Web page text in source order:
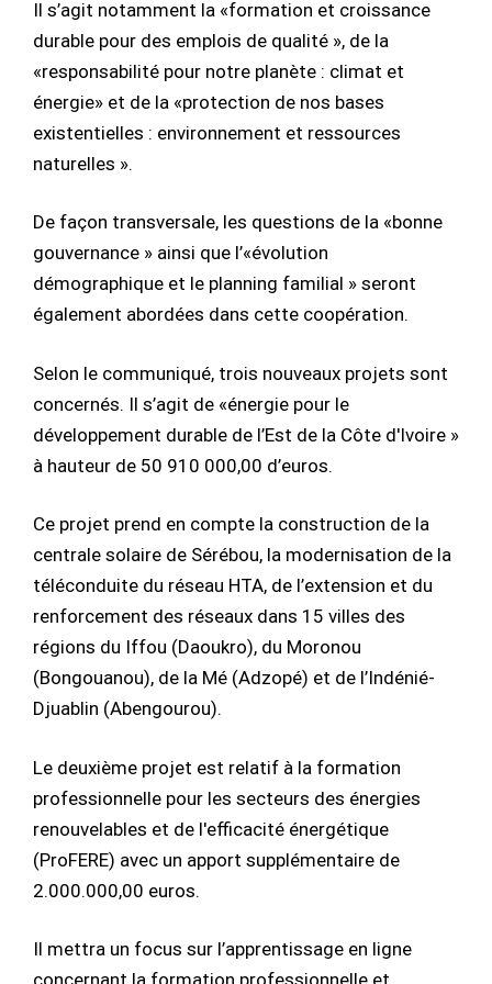
Il s’agit notamment la «formation et croissance
durable pour des emplois de qualité », de la
«responsabilité pour notre planète : climat et
énergie» et de la «protection de nos bases
existentielles : environnement et ressources
naturelles ».
De façon transversale, les questions de la «bonne
gouvernance » ainsi que l’«évolution
démographique et le planning familial » seront
également abordées dans cette coopération.
Selon le communiqué, trois nouveaux projets sont
concernés. Il s’agit de «énergie pour le
développement durable de l’Est de la Côte d'Ivoire »
à hauteur de 50 910 000,00 d’euros.
Ce projet prend en compte la construction de la
centrale solaire de Sérébou, la modernisation de la
téléconduite du réseau HTA, de l’extension et du
renforcement des réseaux dans 15 villes des
régions du Iffou (Daoukro), du Moronou
(Bongouanou), de la Mé (Adzopé) et de l’Indénié-
Djuablin (Abengourou).
Le deuxième projet est relatif à la formation
professionnelle pour les secteurs des énergies
renouvelables et de l'efficacité énergétique
(ProFERE) avec un apport supplémentaire de
2.000.000,00 euros.
Il mettra un focus sur l’apprentissage en ligne